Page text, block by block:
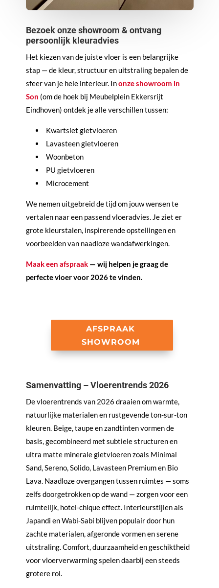
Bezoek onze showroom & ontvang
persoonlijk kleuradvies
Het kiezen van de juiste vloer is een belangrijke
stap — de kleur, structuur en uitstraling bepalen de
sfeer van je hele interieur. Inonze showroom in
Son (om de hoek bij Meubelplein Ekkersrijt
Eindhoven) ontdek je alle verschillen tussen:
Kwartsiet gietvloeren
Lavasteen gietvloeren
Woonbeton
PU gietvloeren
Microcement
We nemen uitgebreid de tijd om jouw wensen te
vertalen naar een passend vloeradvies. Je ziet er
grote kleurstalen, inspirerende opstellingen en
voorbeelden van naadloze wandafwerkingen.
Maak een afspraak — wij helpen je graag de
perfecte vloer voor 2026 te vinden.
AFSPRAAK
SHOWROOM
Samenvatting – Vloerentrends 2026
De vloerentrends van 2026 draaien om warmte,
natuurlijke materialen en rustgevende ton-sur-ton
kleuren. Beige, taupe en zandtinten vormen de
basis, gecombineerd met subtiele structuren en
ultra matte minerale gietvloeren zoals Minimal
Sand, Sereno, Solido, Lavasteen Premium en Bio
Lava. Naadloze overgangen tussen ruimtes — soms
zelfs doorgetrokken op de wand — zorgen voor een
ruimtelijk, hotel-chique effect. Interieurstijlen als
Japandi en Wabi-Sabi blijven populair door hun
zachte materialen, afgeronde vormen en serene
uitstraling. Comfort, duurzaamheid en geschiktheid
voor vloerverwarming spelen daarbij een steeds
grotere rol.